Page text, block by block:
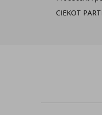
CIEKOT